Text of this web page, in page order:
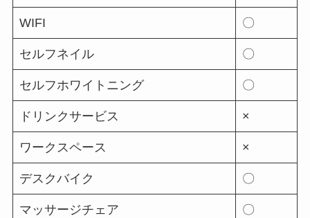
WIFI 〇
セルフネイル 〇
セルフホワイトニング 〇
ドリンクサービス ×
ワークスペース ×
デスクバイク 〇
マッサージチェア 〇